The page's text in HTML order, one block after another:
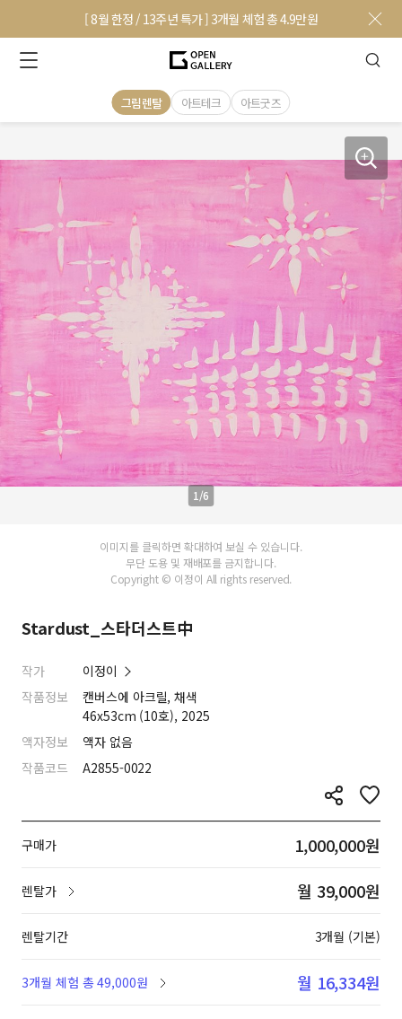
[ 8월 한정 / 13주년 특가 ] 3개월 체험 총 4.9만원
그림렌탈 아트테크 아트굿즈
1/6
이미지를 클릭하면 확대하여 보실 수 있습니다.
무단 도용 및 재배포를 금지합니다.
Copyright © 이정이 All rights reserved.
Stardust_스타더스트中
작가
이정이
작품정보
캔버스에 아크릴, 채색
46x53cm (10호), 2025
액자정보
액자 없음
작품코드
A2855-0022
구매가 1,000,000원
렌탈가 월 39,000원
렌탈기간 3개월 (기본)
3개월 체험 총 49,000원 월 16,334원